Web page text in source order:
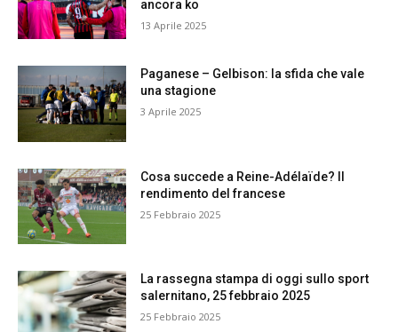
ancora ko
13 Aprile 2025
Paganese – Gelbison: la sfida che vale
una stagione
3 Aprile 2025
Cosa succede a Reine-Adélaïde? Il
rendimento del francese
25 Febbraio 2025
La rassegna stampa di oggi sullo sport
salernitano, 25 febbraio 2025
25 Febbraio 2025